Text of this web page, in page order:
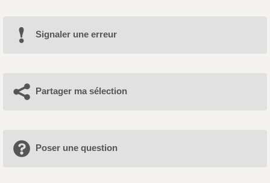
Signaler une erreur
Partager ma sélection
Poser une question